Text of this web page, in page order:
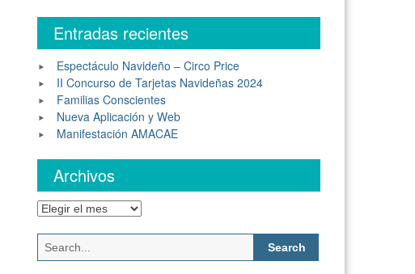
Entradas recientes
Espectáculo Navideño – Circo Price
II Concurso de Tarjetas Navideñas 2024
Familias Conscientes
Nueva Aplicación y Web
Manifestación AMACAE
Archivos